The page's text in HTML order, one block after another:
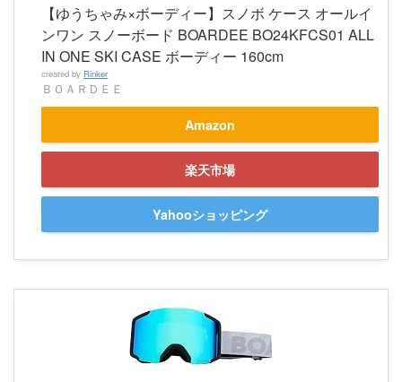
【ゆうちゃみ×ボーディー】スノボ ケース オールイ
ンワン スノーボード BOARDEE BO24KFCS01 ALL
IN ONE SKI CASE ボーディー 160cm
created by Rinker
ＢＯＡＲＤＥＥ
Amazon
楽天市場
Yahooショッピング